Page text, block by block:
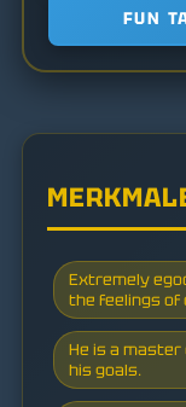
FUN
Extremely
the feelings of
He is a
his goals.